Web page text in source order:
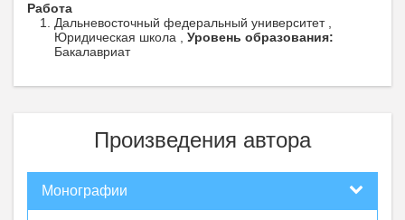
Работа
Дальневосточный федеральный университет ,
Юридическая школа , Уровень образования:
Бакалавриат
Произведения автора
Монографии